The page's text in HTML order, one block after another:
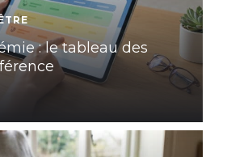
: le tableau des